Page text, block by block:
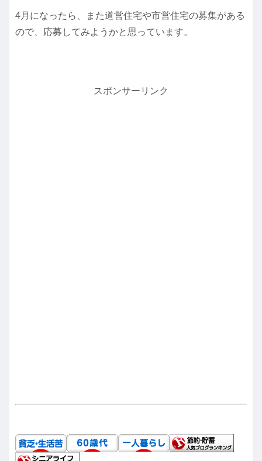
4月になったら、また道営住宅や市営住宅の募集がある
ので、応募してみようかと思っています。
スポンサーリンク